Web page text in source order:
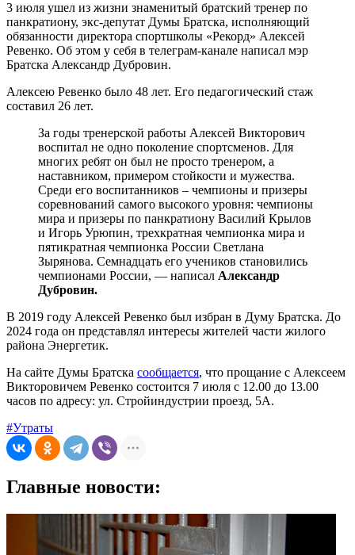
3 июля ушел из жизни знаменитый братский тренер по
панкратиону, экс-депутат Думы Братска, исполняющий
обязанности директора спортшколы «Рекорд» Алексей
Ревенко. Об этом у себя в телеграм-канале написал мэр
Братска Александр Дубровин.
Алексею Ревенко было 48 лет. Его педагогический стаж
составил 26 лет.
За годы тренерской работы Алексей Викторович
воспитал не одно поколение спортсменов. Для
многих ребят он был не просто тренером, а
наставником, примером стойкости и мужества.
Среди его воспитанников – чемпионы и призеры
соревнований самого высокого уровня: чемпионы
мира и призеры по панкратиону Василий Крылов
и Игорь Урюпин, трехкратная чемпионка мира и
пятикратная чемпионка России Светлана
Зырянова. Семнадцать его учеников становились
чемпионами России, — написал Александр
Дубровин.
В 2019 году Алексей Ревенко был избран в Думу Братска. До
2024 года он представлял интересы жителей части жилого
района Энергетик.
На сайте Думы Братска сообщается, что прощание с Алексеем
Викторовичем Ревенко состоится 7 июля с 12.00 до 13.00
часов по адресу: ул. Стройиндустрии проезд, 5А.
#Утраты
Главные новости: